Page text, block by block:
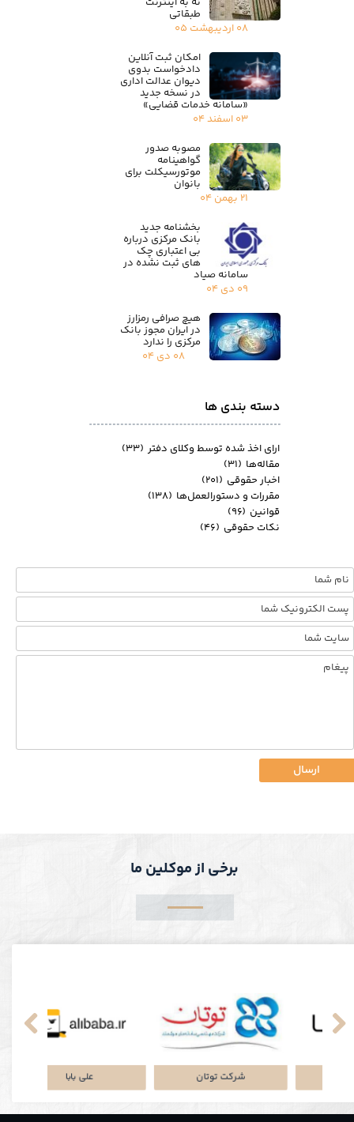
ارسال
دسته بندی ها
طبقاتی
۰۸ اردیبهشت ۰۵
امکان ثبت آنلاین
دادخواست بدوی
دیوان عدالت اداری
در نسخه جدید
«سامانه خدمات قضایی»
۰۳ اسفند ۰۴
مصوبه صدور
گواهینامه
موتورسیکلت برای
بانوان
۲۱ بهمن ۰۴
بخشنامه جدید
بانک مرکزی درباره
بی اعتباری چک
های ثبت نشده در
سامانه صیاد
۰۹ دی ۰۴
هیچ صرافی رمزارز
در ایران مجوز بانک
مرکزی را ندارد
۰۸ دی ۰۴
ارای اخذ شده توسط وکلای دفتر (۳۳)
مقاله‌ها (۳۱)
اخبار حقوقی (۲۰۱)
مقررات و دستورالعمل‌ها (۱۳۸)
قوانین (۹۶)
نکات حقوقی (۴۶)
شرکت توتان پلتفرم جاباما
برخی از موکلین ما